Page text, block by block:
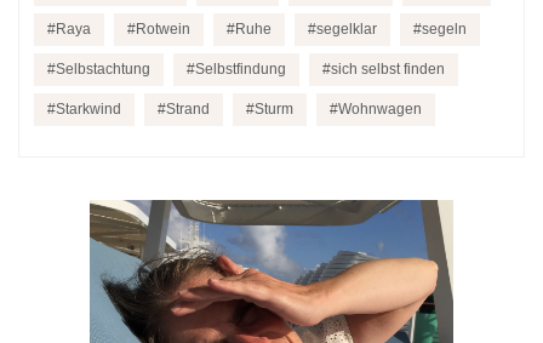
Raya Rotwein Ruhe segelklar segeln
Selbstachtung Selbstfindung sich selbst finden
Starkwind Strand Sturm Wohnwagen